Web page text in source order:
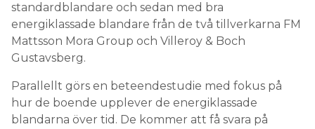
standardblandare och sedan med bra
energiklassade blandare från de två tillverkarna FM
Mattsson Mora Group och Villeroy & Boch
Gustavsberg.
Parallellt görs en beteendestudie med fokus på
hur de boende upplever de energiklassade
blandarna över tid. De kommer att få svara på